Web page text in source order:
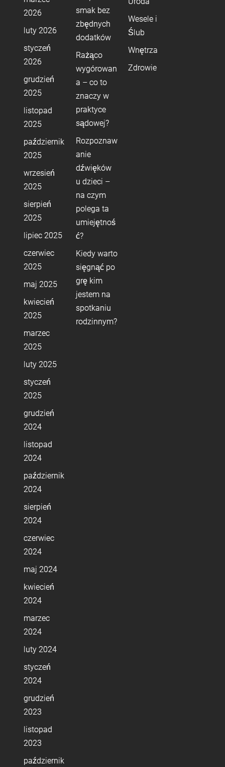
2026
luty 2026
styczeń
2026
grudzień
2025
listopad
2025
październik
2025
wrzesień
2025
sierpień
2025
lipiec 2025
czerwiec
2025
maj 2025
kwiecień
2025
marzec
2025
luty 2025
styczeń
2025
grudzień
2024
listopad
2024
październik
2024
sierpień
2024
czerwiec
2024
maj 2024
kwiecień
2024
marzec
2024
luty 2024
styczeń
2024
grudzień
2023
listopad
2023
październik
smak bez
zbędnych
dodatków
Rażąco
wygórowan
a – co to
znaczy w
praktyce
sądowej?
Rozpoznaw
anie
dźwięków
u dzieci –
na czym
polega ta
umiejętnoś
ć?
Kiedy warto
sięgnąć po
grę kim
jestem na
spotkaniu
rodzinnym?
Wesele i
Ślub
Wnętrza
Zdrowie